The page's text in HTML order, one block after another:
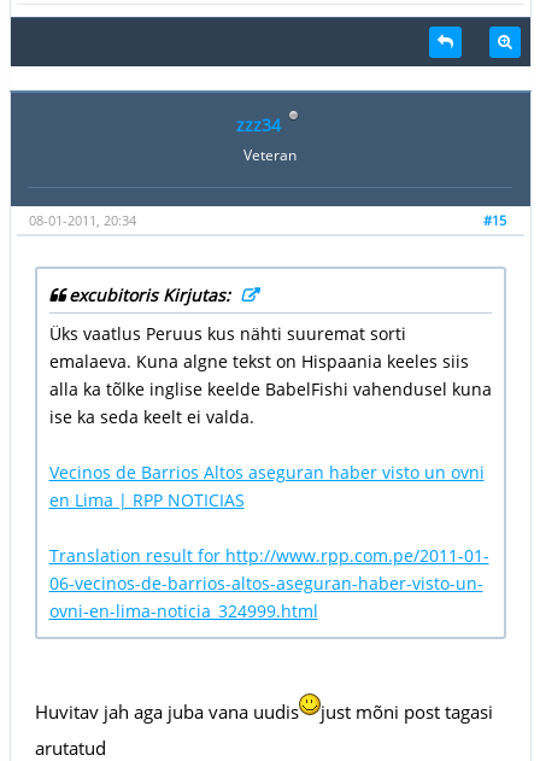
zzz34
Veteran
#15
08-01-2011, 20:34
excubitoris Kirjutas:
Üks vaatlus Peruus kus nähti suuremat sorti
emalaeva. Kuna algne tekst on Hispaania keeles siis
alla ka tõlke inglise keelde BabelFishi vahendusel kuna
ise ka seda keelt ei valda.
Vecinos de Barrios Altos aseguran haber visto un ovni
en Lima | RPP NOTICIAS
Translation result for http://www.rpp.com.pe/2011-01-
06-vecinos-de-barrios-altos-aseguran-haber-visto-un-
ovni-en-lima-noticia_324999.html
Huvitav jah aga juba vana uudis
just mõni post tagasi
arutatud